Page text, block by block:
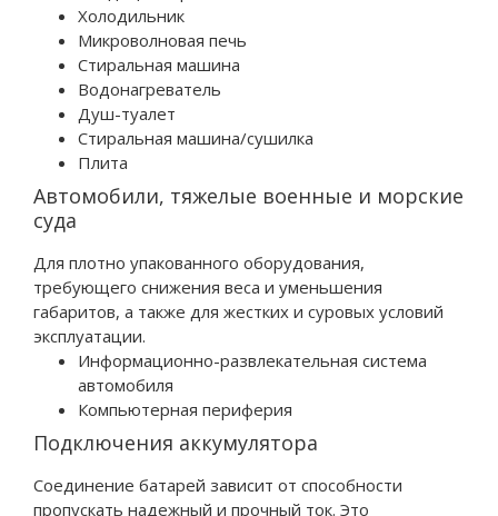
Холодильник
Микроволновая печь
Стиральная машина
Водонагреватель
Душ-туалет
Стиральная машина/сушилка
Плита
Автомобили, тяжелые военные и морские
суда
Для плотно упакованного оборудования,
требующего снижения веса и уменьшения
габаритов, а также для жестких и суровых условий
эксплуатации.
Информационно-развлекательная система
автомобиля
Компьютерная периферия
Подключения аккумулятора
Соединение батарей зависит от способности
пропускать надежный и прочный ток. Это